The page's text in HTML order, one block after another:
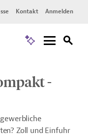
Kontakt Anmelden
-
Zoll und Einfuhr